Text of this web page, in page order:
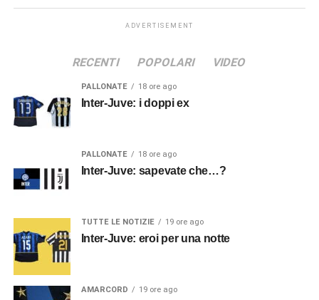
ADVERTISEMENT
RECENTI POPOLARI VIDEO
PALLONATE 18 ore ago
Inter-Juve: i doppi ex
PALLONATE 18 ore ago
Inter-Juve: sapevate che…?
TUTTE LE NOTIZIE 19 ore ago
Inter-Juve: eroi per una notte
AMARCORD 19 ore ago